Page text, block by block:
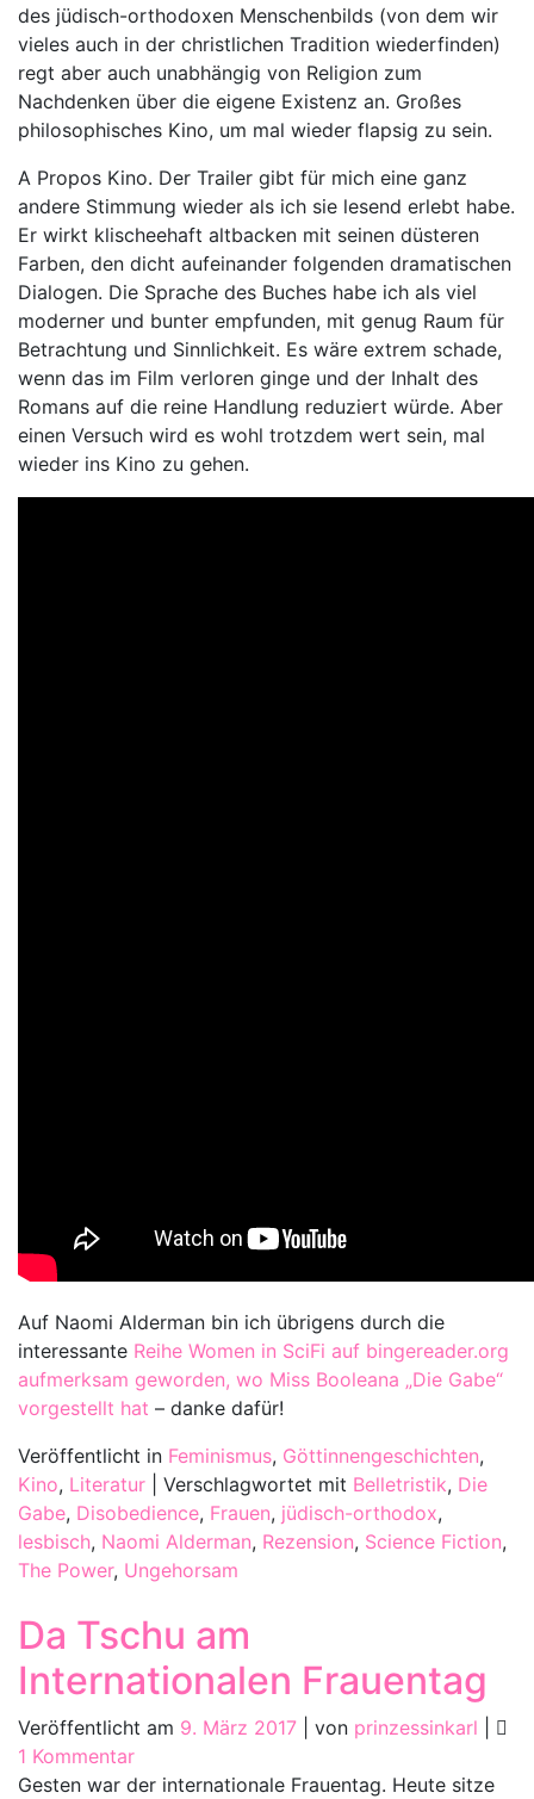
des jüdisch-orthodoxen Menschenbilds (von dem wir
vieles auch in der christlichen Tradition wiederfinden)
regt aber auch unabhängig von Religion zum
Nachdenken über die eigene Existenz an. Großes
philosophisches Kino, um mal wieder flapsig zu sein.
A Propos Kino. Der Trailer gibt für mich eine ganz
andere Stimmung wieder als ich sie lesend erlebt habe.
Er wirkt klischeehaft altbacken mit seinen düsteren
Farben, den dicht aufeinander folgenden dramatischen
Dialogen. Die Sprache des Buches habe ich als viel
moderner und bunter empfunden, mit genug Raum für
Betrachtung und Sinnlichkeit. Es wäre extrem schade,
wenn das im Film verloren ginge und der Inhalt des
Romans auf die reine Handlung reduziert würde. Aber
einen Versuch wird es wohl trotzdem wert sein, mal
wieder ins Kino zu gehen.
Auf Naomi Alderman bin ich übrigens durch die
interessante Reihe Women in SciFi auf bingereader.org
aufmerksam geworden, wo Miss Booleana „Die Gabe“
vorgestellt hat – danke dafür!
Veröffentlicht in Feminismus, Göttinnengeschichten,
Kino, Literatur Verschlagwortet mit Belletristik, Die
Gabe, Disobedience, Frauen, jüdisch-orthodox,
lesbisch, Naomi Alderman, Rezension, Science Fiction,
The Power, Ungehorsam
Da Tschu am
Internationalen Frauentag
Veröffentlicht am 9. März 2017 von prinzessinkarl
1 Kommentarzu
Da
Gesten war der internationale Frauentag. Heute sitze